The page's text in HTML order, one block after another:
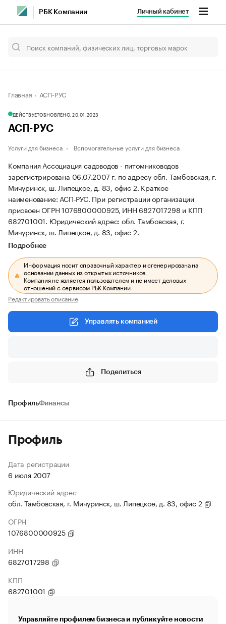
РБК Компании Личный кабинет
Главная АСП-РУС
ДЕЙСТВУЕТОБНОВЛЕНО, 20.01.2023
АСП-РУС
Услуги для бизнеса Вспомогательные услуги для бизнеса
Компания Ассоциация садоводов - питомниководов
зарегистрирована 06.07.2007 г. по адресу обл. Тамбовская, г.
Мичуринск, ш. Липецкое, д. 83, офис 2. Краткое
наименование: АСП-РУС. При регистрации организации
присвоен ОГРН 1076800000925, ИНН 6827017298 и КПП
682701001. Юридический адрес: обл. Тамбовская, г.
Мичуринск, ш. Липецкое, д. 83, офис 2.
Подробнее
Информация носит справочный характер и сгенерирована на
основании данных из открытых источников.
Компания не является пользователем и не имеет деловых
отношений с сервисом РБК Компании.
Редактировать описание
Управлять компанией
Поделиться
ПрофильФинансы
Профиль
Дата регистрации
6 июля 2007
Юридический адрес
обл. Тамбовская, г. Мичуринск, ш. Липецкое, д. 83, офис 2
ОГРН
1076800000925
ИНН
6827017298
КПП
682701001
Управляйте профилем бизнеса и публикуйте новости